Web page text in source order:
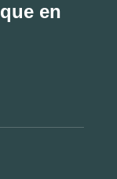
en